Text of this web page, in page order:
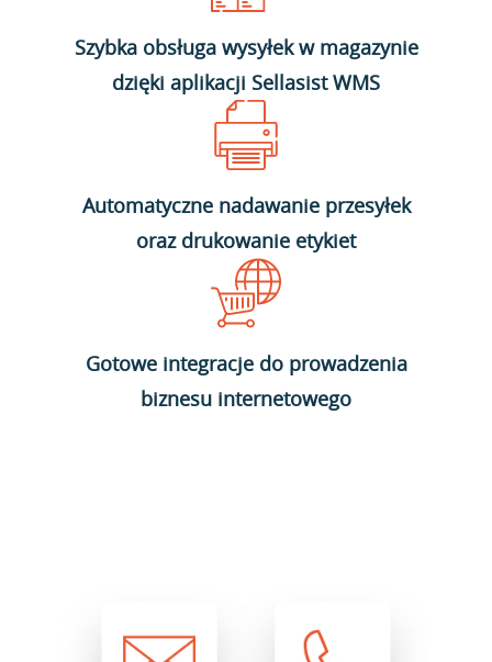
Szybka obsługa wysyłek w magazynie
dzięki aplikacji Sellasist WMS
Automatyczne nadawanie przesyłek
oraz drukowanie etykiet
Gotowe integracje do prowadzenia
biznesu internetowego